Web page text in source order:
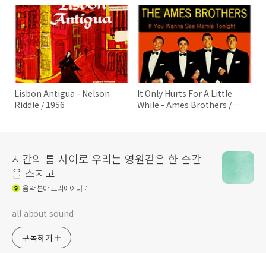
Lisbon Antigua - Nelson
Riddle / 1956
It Only Hurts For A Little
While - Ames Brothers /
시간의 틈 사이로 우리는 영원같은 한 순간
을 스치고
음악분야 크리에이터
all about sound
구독하기